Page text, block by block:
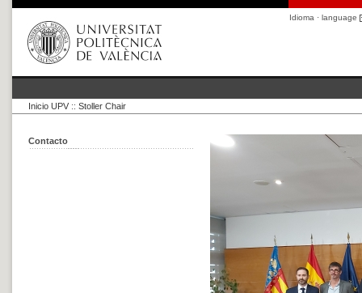
Idioma · language
Inicio UPV :: Stoller Chair
Contacto